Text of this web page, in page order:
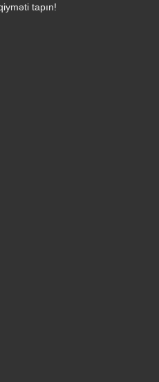
tapın!